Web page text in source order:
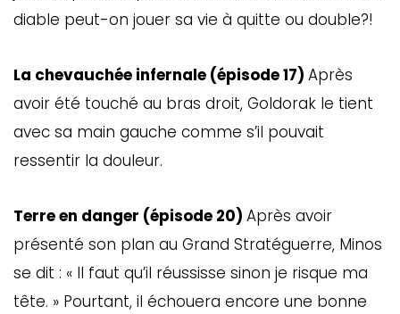
diable peut-on jouer sa vie à quitte ou double?!
La chevauchée infernale (épisode 17) Après
avoir été touché au bras droit, Goldorak le tient
avec sa main gauche comme s’il pouvait
ressentir la douleur.
Terre en danger (épisode 20) Après avoir
présenté son plan au Grand Stratéguerre, Minos
se dit : « Il faut qu’il réussisse sinon je risque ma
tête. » Pourtant, il échouera encore une bonne